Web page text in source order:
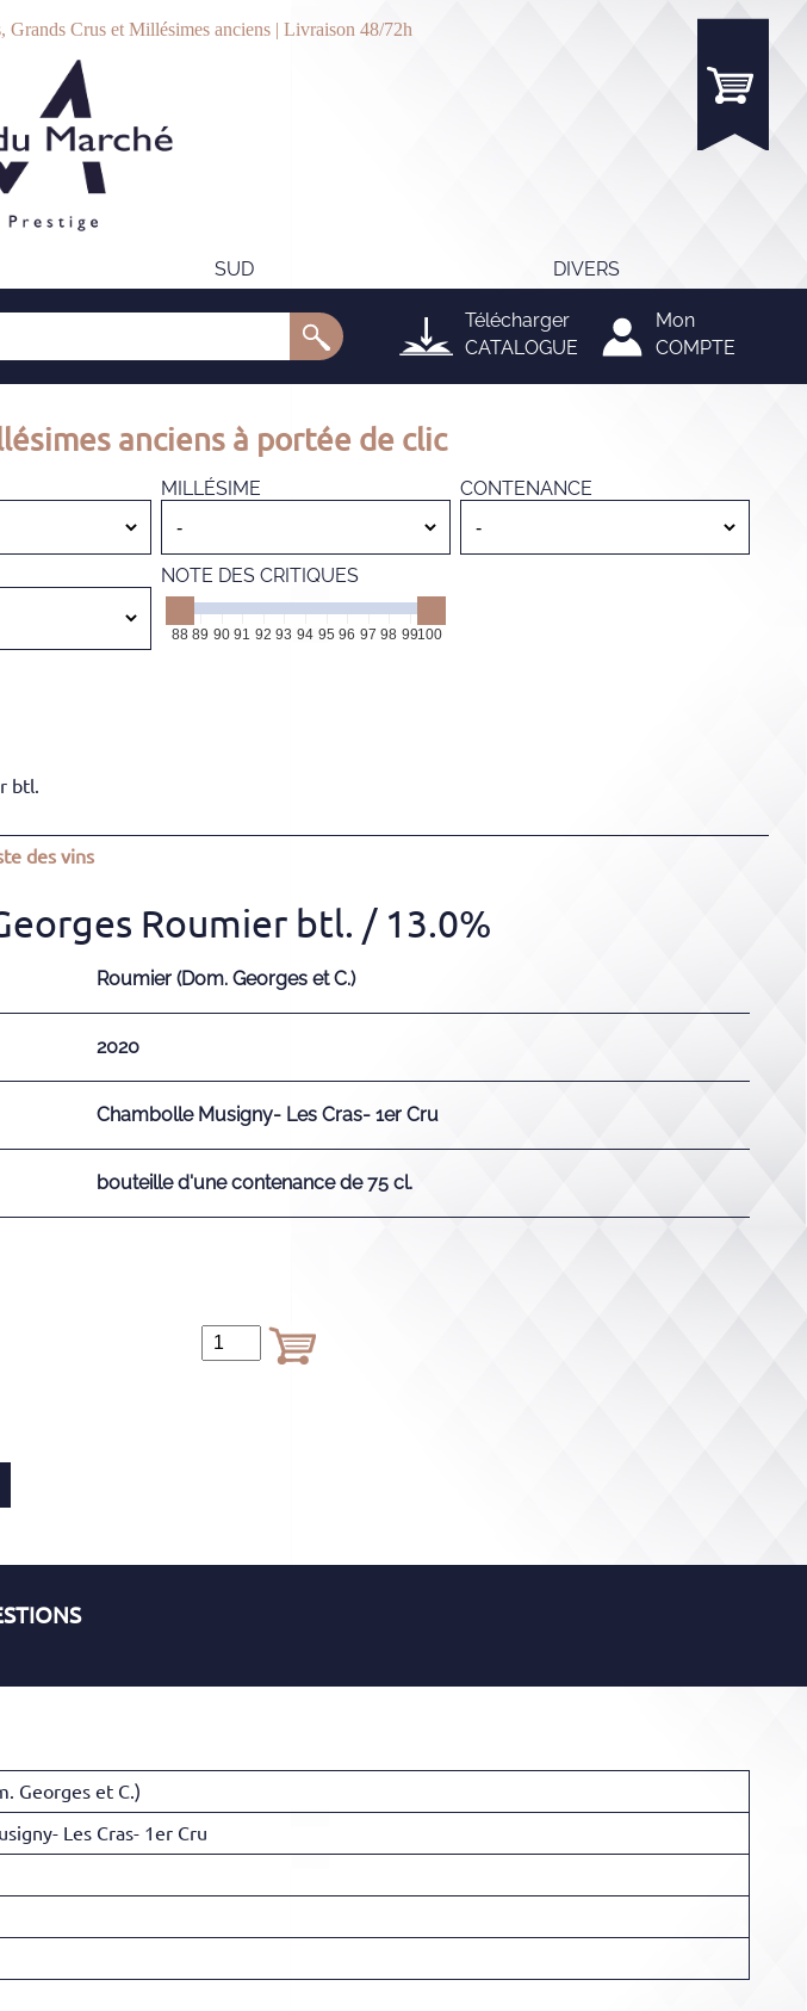
Grands Crus et Millésimes anciens | Livraison 48/72h
SUD DIVERS
Télécharger
CATALOGUE
Mon
COMPTE
anciens à portée de clic
MILLÉSIME CONTENANCE
NOTE DES CRITIQUES
88 89 90 91 92 93 94 95 96 97 98 99100
btl.
des vins
Roumier btl. / 13.0%
Roumier (Dom. Georges et C.)
2020
Chambolle Musigny- Les Cras- 1er Cru
bouteille d'une contenance de 75 cl.
Georges et C.)
Les Cras- 1er Cru